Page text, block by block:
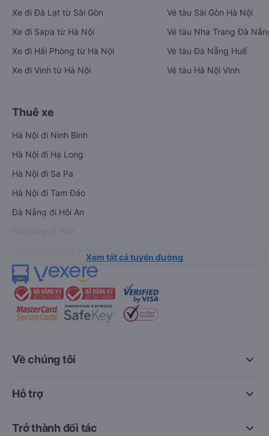
Xe đi Đà Lạt từ Sài Gòn
Xe đi Sapa từ Hà Nội
Xe đi Hải Phòng từ Hà Nội
Xe đi Vinh từ Hà Nội
Vé tàu Sài Gòn Hà Nội
Vé tàu Nha Trang Đà
Vé tàu Đà Nẵng Huế
Vé tàu Hà Nội Vinh
Thuê xe
Hà Nội đi Ninh Bình
Hà Nội đi Hạ Long
Hà Nội đi Sa Pa
Hà Nội đi Tam Đảo
Đà Nẵng đi Hội An
Xem tất cả tuyến đường
keyboard_arrow_down
Về chúng tôi
keyboard_arrow_down
Hỗ trợ
keyboard_arrow_down
Trở thành đối tác